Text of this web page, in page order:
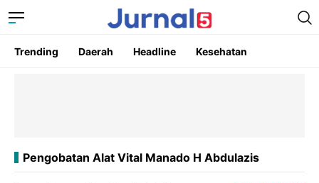
Trending Daerah Headline Kesehatan
Pengobatan Alat Vital Manado H Abdulazis